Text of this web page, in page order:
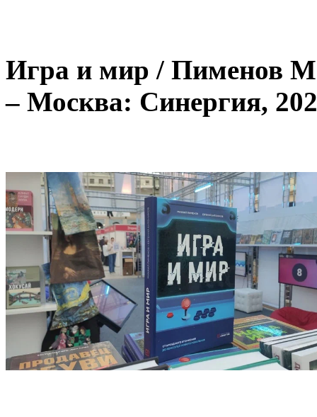
Игра и мир / Пименов
– Москва: Синергия,